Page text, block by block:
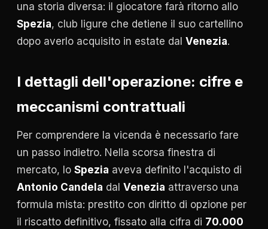
una storia diversa: il giocatore farà ritorno allo
Spezia, club ligure che detiene il suo cartellino
dopo averlo acquisito in estate dal Venezia.
I dettagli dell'operazione: cifre e
meccanismi contrattuali
Per comprendere la vicenda è necessario fare
un passo indietro. Nella scorsa finestra di
mercato, lo Spezia aveva definito l'acquisto di
Antonio Candela dal Venezia attraverso una
formula mista: prestito con diritto di opzione per
il riscatto definitivo, fissato alla cifra di 70.000